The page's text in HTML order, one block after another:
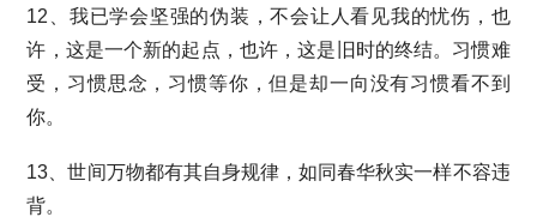
12、我已学会坚强的伪装，不会让人看见我的忧伤，也
许，这是一个新的起点，也许，这是旧时的终结。习惯难
受，习惯思念，习惯等你，但是却一向没有习惯看不到
你。
13、世间万物都有其自身规律，如同春华秋实一样不容违
背。